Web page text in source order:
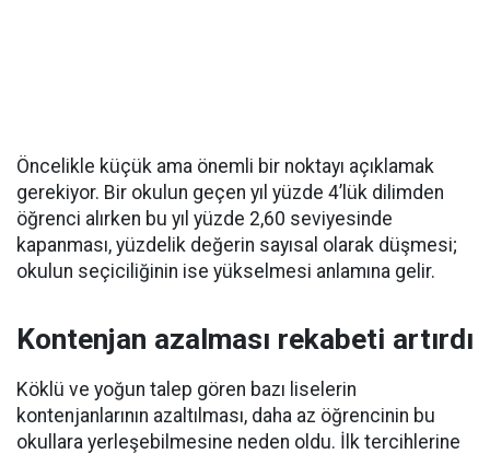
Öncelikle küçük ama önemli bir noktayı açıklamak
gerekiyor. Bir okulun geçen yıl yüzde 4’lük dilimden
öğrenci alırken bu yıl yüzde 2,60 seviyesinde
kapanması, yüzdelik değerin sayısal olarak düşmesi;
okulun seçiciliğinin ise yükselmesi anlamına gelir.
Kontenjan azalması rekabeti artırdı
Köklü ve yoğun talep gören bazı liselerin
kontenjanlarının azaltılması, daha az öğrencinin bu
okullara yerleşebilmesine neden oldu. İlk tercihlerine